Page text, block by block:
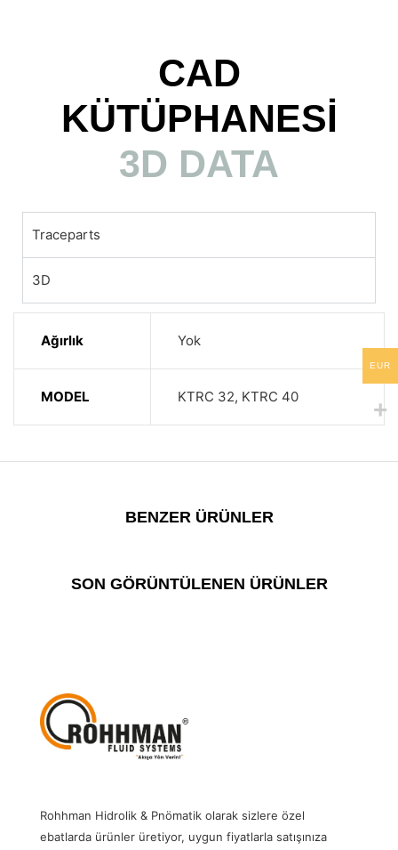
CAD
KÜTÜPHANESİ
3D DATA
Traceparts
3D
Ağırlık Yok
MODEL KTRC 32, KTRC 40
BENZER ÜRÜNLER
SON GÖRÜNTÜLENEN ÜRÜNLER
Rohhman Hidrolik & Pnömatik olarak sizlere özel
ebatlarda ürünler üretiyor, uygun fiyatlarla satışınıza
EUR